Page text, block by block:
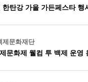
한탄강 가을 가든페스타
제문화재단
문화제 웰컴 투 백제 운영